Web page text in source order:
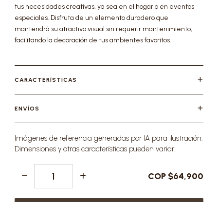
tus necesidades creativas, ya sea en el hogar o en eventos
especiales. Disfruta de un elemento duradero que
mantendrá su atractivo visual sin requerir mantenimiento,
facilitando la decoración de tus ambientes favoritos.
CARACTERÍSTICAS
ENVÍOS
Imágenes de referencia generadas por IA para ilustración.
Dimensiones y otras características pueden variar.
COP $64,900